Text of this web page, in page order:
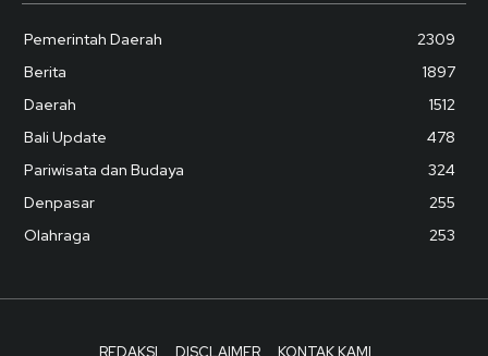
Pemerintah Daerah
2309
Berita
1897
Daerah
1512
Bali Update
478
Pariwisata dan Budaya
324
Denpasar
255
Olahraga
253
REDAKSI DISCLAIMER KONTAK KAMI